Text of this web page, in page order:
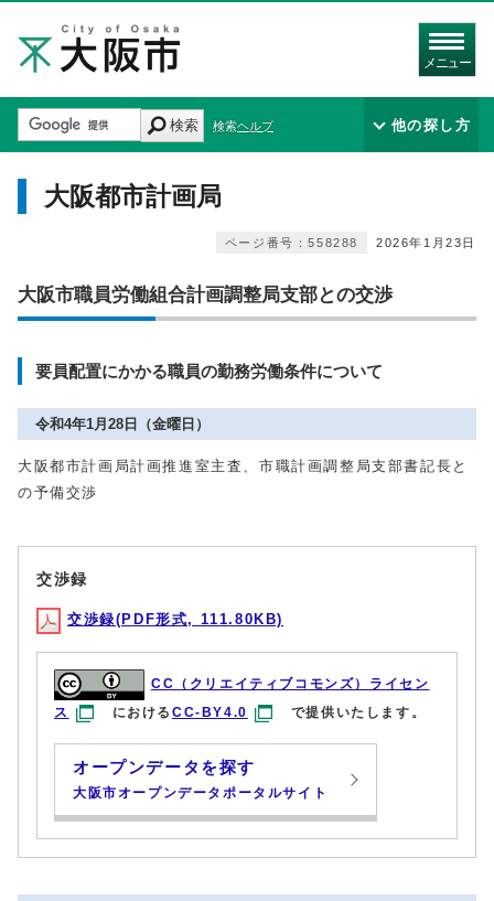
メニュー
検索 検索ヘルプ 他の探し方
大阪都市計画局
2026年1月23日
ページ番号：558288
大阪市職員労働組合計画調整局支部との交渉
要員配置にかかる職員の勤務労働条件について
令和4年1月28日（金曜日）
大阪都市計画局計画推進室主査、市職計画調整局支部書記長と
の予備交渉
交渉録
交渉録(PDF形式, 111.80KB)
CC（クリエイティブコモンズ）ライセン
ス
におけるCC-BY4.0 で提供いたします。
オープンデータを探す
大阪市オープンデータポータルサイト